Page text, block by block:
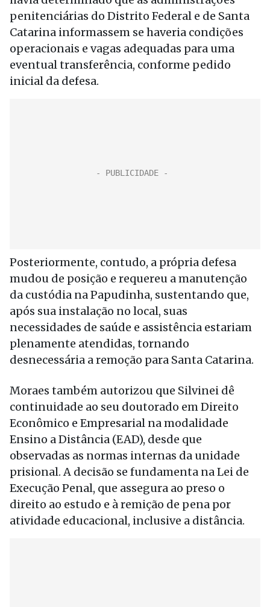
penitenciárias do Distrito Federal e de Santa
Catarina informassem se haveria condições
operacionais e vagas adequadas para uma
eventual transferência, conforme pedido
inicial da defesa.
Posteriormente, contudo, a própria defesa
mudou de posição e requereu a manutenção
da custódia na Papudinha, sustentando que,
após sua instalação no local, suas
necessidades de saúde e assistência estariam
plenamente atendidas, tornando
desnecessária a remoção para Santa Catarina.
Moraes também autorizou que Silvinei dê
continuidade ao seu doutorado em Direito
Econômico e Empresarial na modalidade
Ensino a Distância (EAD), desde que
observadas as normas internas da unidade
prisional. A decisão se fundamenta na Lei de
Execução Penal, que assegura ao preso o
direito ao estudo e à remição de pena por
atividade educacional, inclusive a distância.